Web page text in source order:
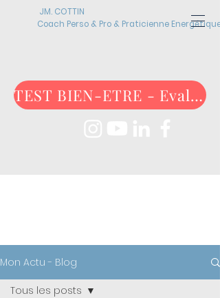
Coach Perso & Pro & Praticienne Energétique
JM. COTTIN
TEST BIEN-ETRE - Evaluez-vous maintenant !
Mon Actu - Blog
Tous les posts